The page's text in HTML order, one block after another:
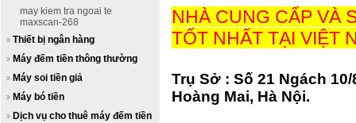
may kiem tra ngoai te
maxscan-268
Thiết bị ngân hàng
Máy đếm tiền thông thường
Máy soi tiền giả
Máy bó tiền
Dịch vụ cho thuê máy đếm tiền
NHÀ CUNG CẤP VÀ
TỐT NHẤT TẠI VIỆT
Trụ Sở : Số 21 Ngách
Hoàng Mai, Hà Nội.